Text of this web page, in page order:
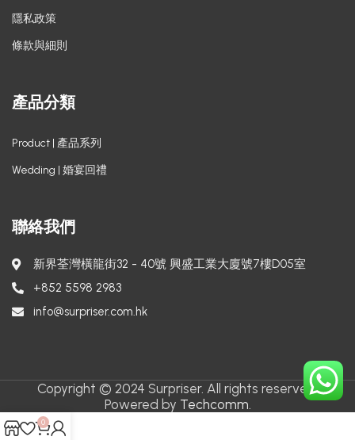
隱私政策
條款與細則
產品分類
Product | 產品系列
Wedding | 婚宴回禮
聯絡我們
新界荃灣橫龍街32 - 40號 興盛工業大廈號7樓D05室
+852 5598 2983
info@surpriser.com.hk
Copyright © 2024 Surpriser. All rights reserved.
Powered by Techcomm.
0